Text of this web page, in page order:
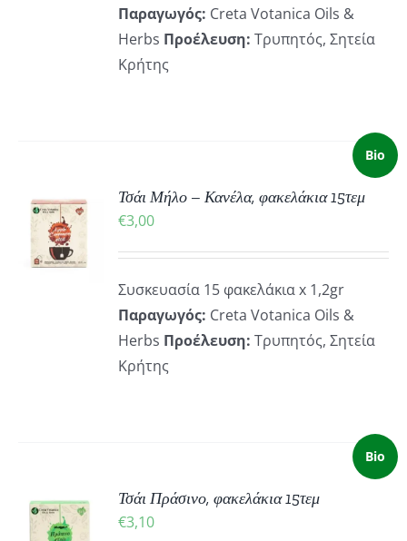
Παραγωγός: Creta Votanica Oils &
Herbs Προέλευση: Τρυπητός, Σητεία
Κρήτης
Bio
Τσάι Μήλο – Κανέλα, φακελάκια 15τεμ
€3,00
Συσκευασία 15 φακελάκια x 1,2gr
Παραγωγός: Creta Votanica Oils &
Herbs Προέλευση: Τρυπητός, Σητεία
Κρήτης
Bio
Τσάι Πράσινο, φακελάκια 15τεμ
€3,10